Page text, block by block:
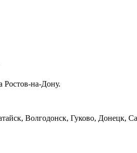
на-Дону.
Волгодонск, Гуково, Донецк,